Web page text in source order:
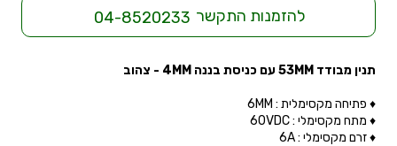
להזמנות התקשר 04-8520233
תנין מבודד 53MM עם כניסת בננה 4MM - צהוב
♦ פתיחה מקסימלית : 6MM
♦ מתח מקסימלי : 60VDC
♦ זרם מקסימלי : 6A